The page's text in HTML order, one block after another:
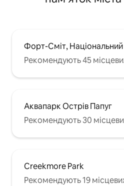
Форт-Сміт, Національний
Рекомендують 45
Аквапарк Острів Папуг
Рекомендують 30
Creekmore Park
Рекомендують 19